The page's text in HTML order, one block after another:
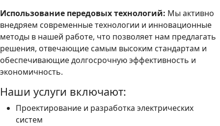
Использование передовых технологий: Мы активно
внедряем современные технологии и инновационные
методы в нашей работе, что позволяет нам предлагать
решения, отвечающие самым высоким стандартам и
обеспечивающие долгосрочную эффективность и
экономичность.
Наши услуги включают:
Проектирование и разработка электрических
систем